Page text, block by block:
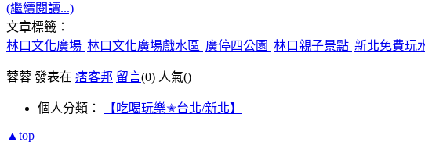
(繼續閱讀...)
文章標籤：
林口文化廣場 林口文化廣場戲水區 廣停四公園 林口親子景點 新北免費玩
蓉蓉 發表在 痞客邦 留言(0) 人氣()
個人分類： 【吃喝玩樂✭台北/新北】
▲top